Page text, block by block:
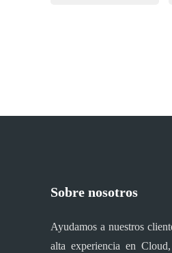
Sobre nosotros
Ayudamos a nuestros
alta experiencia en